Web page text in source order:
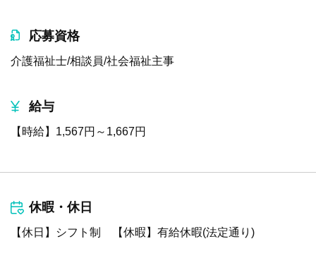
応募資格
介護福祉士/相談員/社会福祉主事
給与
【時給】1,567円～1,667円
休暇・休日
【休日】シフト制 【休暇】有給休暇(法定通り)